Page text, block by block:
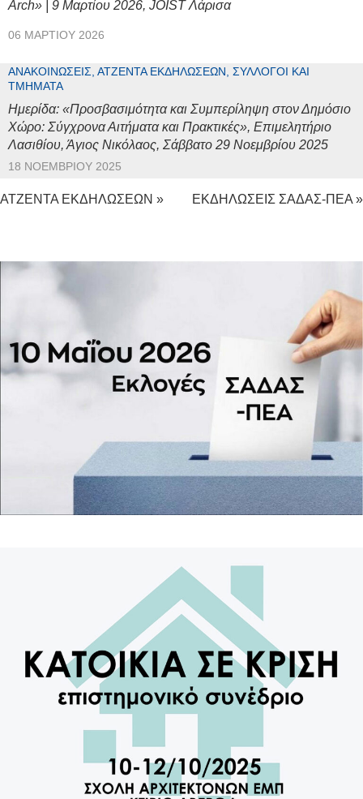
Arch» | 9 Μαρτίου 2026, JOIST Λάρισα
06 ΜΑΡΤΊΟΥ 2026
ΑΝΑΚΟΙΝΏΣΕΙΣ, ΑΤΖΈΝΤΑ ΕΚΔΗΛΏΣΕΩΝ, ΣΎΛΛΟΓΟΙ ΚΑΙ
ΤΜΉΜΑΤΑ
Ημερίδα: «Προσβασιμότητα και Συμπερίληψη στον Δημόσιο
Χώρο: Σύγχρονα Αιτήματα και Πρακτικές», Επιμελητήριο
Λασιθίου, Άγιος Νικόλαος, Σάββατο 29 Νοεμβρίου 2025
18 ΝΟΕΜΒΡΊΟΥ 2025
ΑΤΖΕΝΤΑ ΕΚΔΗΛΩΣΕΩΝ » ΕΚΔΗΛΩΣΕΙΣ ΣΑΔΑΣ-ΠΕΑ »